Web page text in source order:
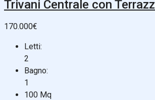
Trivani Centrale con
170.000€
Letti:
2
Bagno:
1
100 Mq